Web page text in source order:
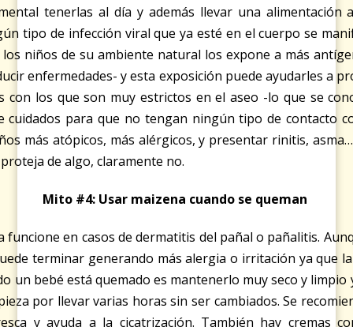
tenerlas al día y además llevar una alimentación
tipo de infección viral que ya esté en el cuerpo se
niños de su ambiente natural los expone a más
enfermedades- y esta exposición puede ayudarles a
los que son muy estrictos en el aseo -lo que se
cuidados para que no tengan ningún tipo de contacto
más atópicos, más alérgicos, y presentar rinitis,
de algo, claramente no.
Mito #4: Usar maizena cuando se queman
funcione en casos de dermatitis del pañal o pañalitis.
terminar generando más alergia o irritación ya que
un bebé está quemado es mantenerlo muy seco y
por llevar varias horas sin ser cambiados. Se
y ayuda a la cicatrización. También hay cremas